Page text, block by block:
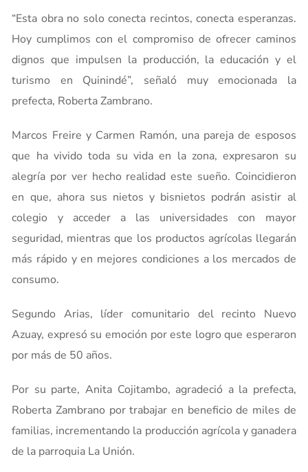
“Esta obra no solo conecta recintos, conecta esperanzas.
Hoy cumplimos con el compromiso de ofrecer caminos
dignos que impulsen la producción, la educación y el
turismo en Quinindé”, señaló muy emocionada la
prefecta, Roberta Zambrano.
Marcos Freire y Carmen Ramón, una pareja de esposos
que ha vivido toda su vida en la zona, expresaron su
alegría por ver hecho realidad este sueño. Coincidieron
en que, ahora sus nietos y bisnietos podrán asistir al
colegio y acceder a las universidades con mayor
seguridad, mientras que los productos agrícolas llegarán
más rápido y en mejores condiciones a los mercados de
consumo.
Segundo Arias, líder comunitario del recinto Nuevo
Azuay, expresó su emoción por este logro que esperaron
por más de 50 años.
Por su parte, Anita Cojitambo, agradeció a la prefecta,
Roberta Zambrano por trabajar en beneficio de miles de
familias, incrementando la producción agrícola y ganadera
de la parroquia La Unión.